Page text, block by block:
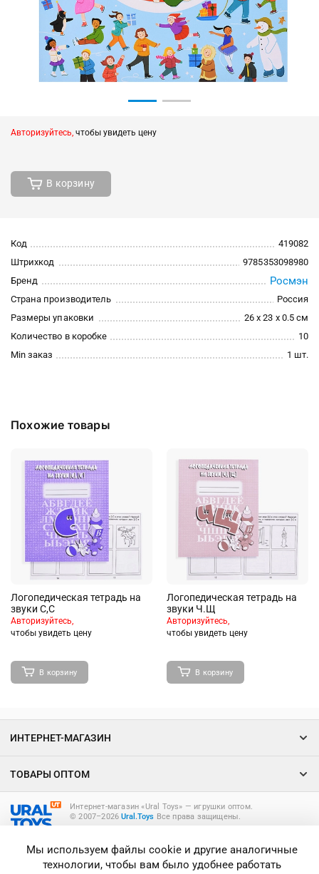
Авторизуйтесь, чтобы увидеть цену
В корзину
Код
419082
Штрихкод
9785353098980
Бренд
Росмэн
Страна производитель
Россия
Размеры упаковки
26 x 23 x 0.5 см
Количество в коробке
10
Min заказ
1 шт.
Похожие товары
Логопедическая тетрадь на
звуки С,С
Авторизуйтесь,
чтобы увидеть цену
В корзину
Логопедическая тетрадь на
звуки Ч.Щ
Авторизуйтесь,
чтобы увидеть цену
В корзину
Интернет-магазин «Ural Toys» ― игрушки оптом.
© 2007–2026Ural.Toys Все права защищены.
ИНТЕРНЕТ-МАГАЗИН
ТОВАРЫ ОПТОМ
Мы используем файлы cookie и другие аналогичные
технологии, чтобы вам было удобнее работать